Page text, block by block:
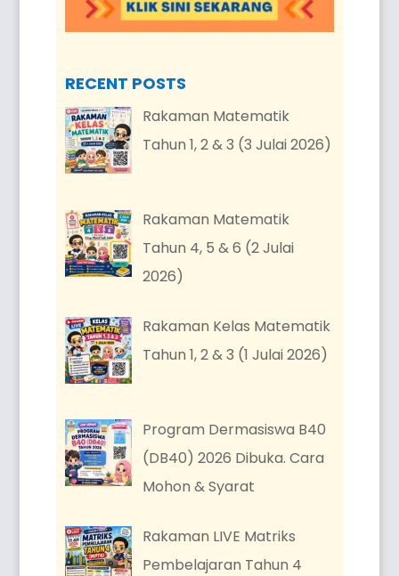
RECENT POSTS
Rakaman Matematik
Tahun 1, 2 & 3 (3 Julai 2026)
Rakaman Matematik
Tahun 4, 5 & 6 (2 Julai
2026)
Rakaman Kelas Matematik
Tahun 1, 2 & 3 (1 Julai 2026)
Program Dermasiswa B40
(DB40) 2026 Dibuka. Cara
Mohon & Syarat
Rakaman LIVE Matriks
Pembelajaran Tahun 4